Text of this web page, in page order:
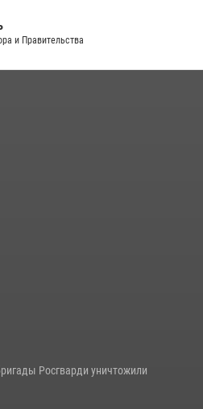
и Правительства
Росгварди уничтожили